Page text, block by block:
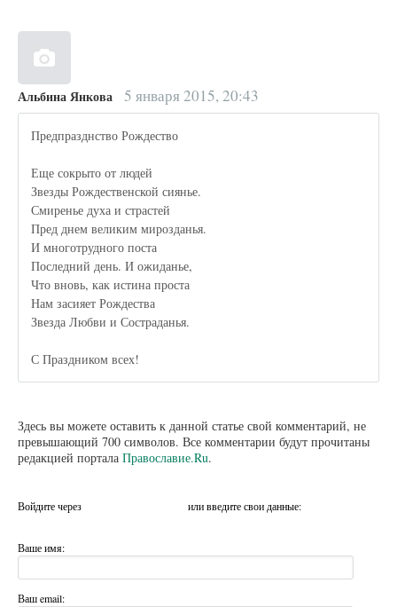
Альбина Янкова 5 января 2015, 20:43
Предпразднство Рождество
Еще сокрыто от людей
Звезды Рождественской сиянье.
Смиренье духа и страстей
Пред днем великим мирозданья.
И многотрудного поста
Последний день. И ожиданье,
Что вновь, как истина проста
Нам засияет Рождества
Звезда Любви и Состраданья.
С Праздником всех!
Здесь вы можете оставить к данной статье свой комментарий, не
превышающий 700 символов. Все комментарии будут прочитаны
редакцией портала Православие.Ru.
Войдите через или введите свои данные:
Ваше имя:
Ваш email: